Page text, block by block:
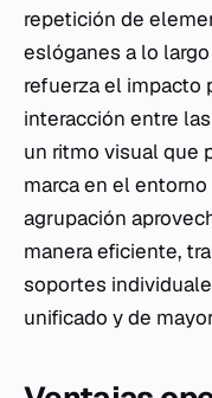
repetición de
eslóganes a lo
refuerza el impacto
interacción entre
un ritmo visual que
marca en el
agrupación
manera eficiente,
soportes
unificado y de